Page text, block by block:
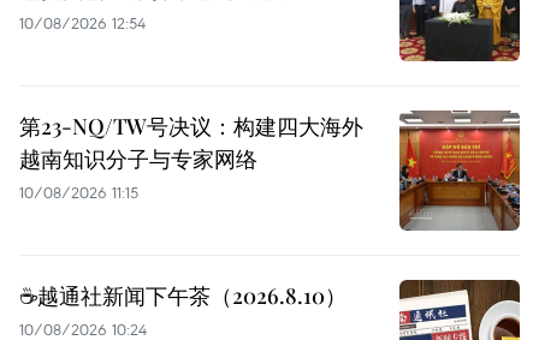
10/08/2026 12:54
第23-NQ/TW号决议：构建四大海外
越南知识分子与专家网络
10/08/2026 11:15
☕️越通社新闻下午茶（2026.8.10）
10/08/2026 10:24